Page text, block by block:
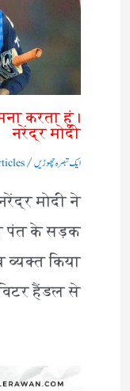
करता हूं।
नरेंद्र मोदी
ایک تبصرہ چھوڑیں/
मोदी ने
पंत के सड़क
व्यक्त किया
हैंडल से…